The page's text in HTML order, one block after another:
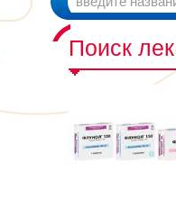
Поиск